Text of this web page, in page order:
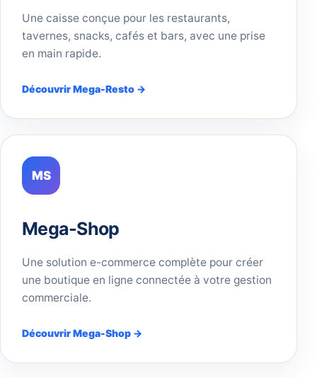
Une caisse conçue pour les restaurants,
tavernes, snacks, cafés et bars, avec une prise
en main rapide.
Découvrir Mega-Resto →
MS
Mega-Shop
Une solution e-commerce complète pour créer
une boutique en ligne connectée à votre gestion
commerciale.
Découvrir Mega-Shop →